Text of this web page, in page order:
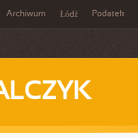
Archiwum Łódź Podatek